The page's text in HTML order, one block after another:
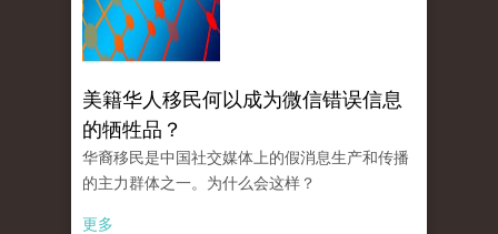
美籍华人移民何以成为微信错误信息
的牺牲品？
华裔移民是中国社交媒体上的假消息生产和传播
的主力群体之一。为什么会这样？
更多